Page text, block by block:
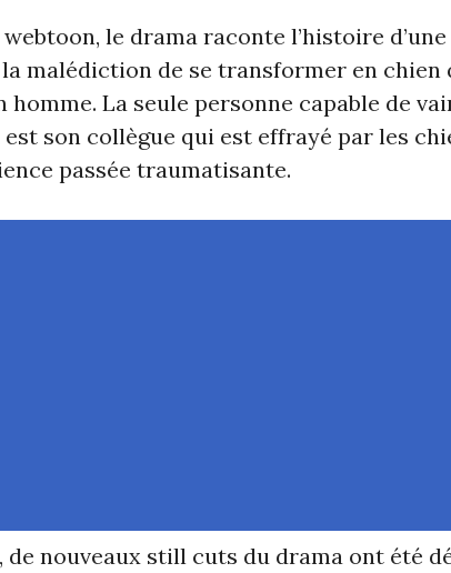
le drama raconte l’histoire
malédiction de se transformer en chien
homme. La seule personne capable de
son collègue qui est effrayé par les
passée traumatisante.
de nouveaux still cuts du drama ont été